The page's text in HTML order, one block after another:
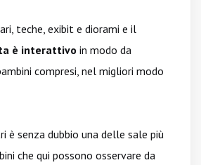
teche, exibit e diorami e il
è interattivo in modo da
compresi, nel migliori modo
è senza dubbio una delle sale più
che qui possono osservare da